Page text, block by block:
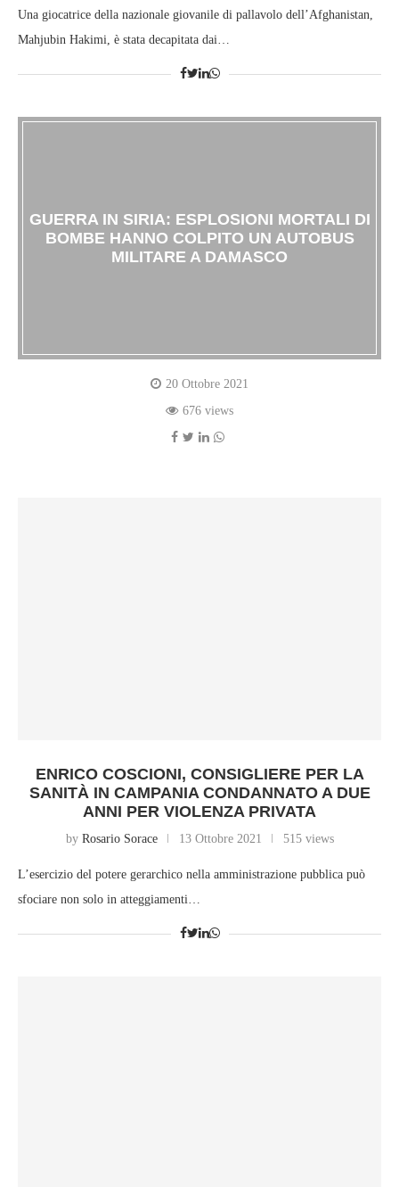
Una giocatrice della nazionale giovanile di pallavolo dell’Afghanistan,
Mahjubin Hakimi, è stata decapitata dai…
GUERRA IN SIRIA: ESPLOSIONI MORTALI DI
BOMBE HANNO COLPITO UN AUTOBUS
MILITARE A DAMASCO
20 Ottobre 2021
676 views
ENRICO COSCIONI, CONSIGLIERE PER LA
SANITÀ IN CAMPANIA CONDANNATO A DUE
ANNI PER VIOLENZA PRIVATA
by Rosario Sorace 13 Ottobre 2021 515 views
L’esercizio del potere gerarchico nella amministrazione pubblica può
sfociare non solo in atteggiamenti…